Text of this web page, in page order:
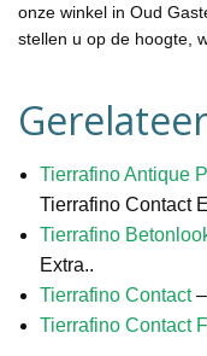
onze winkel in Oud
stellen u op de hoogte,
Tierrafino Antique
Tierrafino Contact
Tierrafino
Extra..
Tierrafino Contact–
Tierrafino Contact